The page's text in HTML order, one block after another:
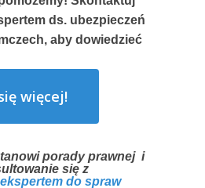
ds. ubezpieczeń
aby dowiedzieć
więcej!
porady prawnej i
się z
ekspertem do spraw